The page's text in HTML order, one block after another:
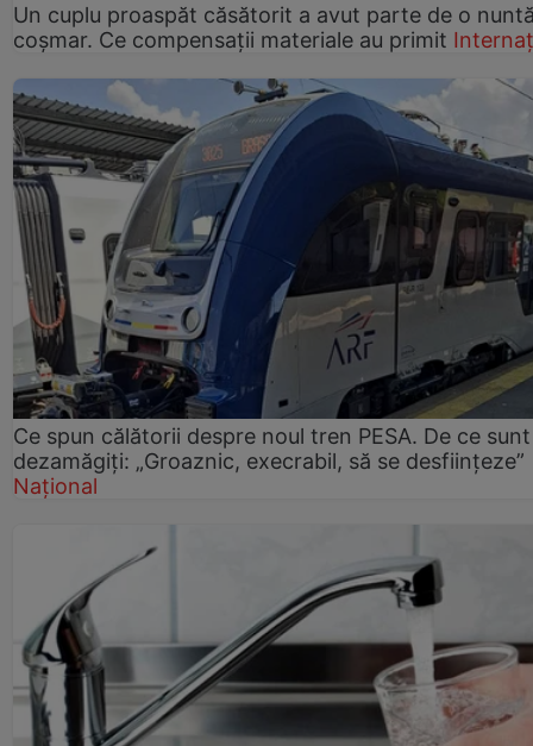
Un cuplu proaspăt căsătorit a avut parte de o
coșmar. Ce compensații materiale au primit
Ce spun călătorii despre noul tren PESA. De ce sunt
dezamăgiți: „Groaznic, execrabil, să se desființeze”
Național